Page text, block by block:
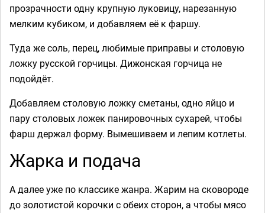
прозрачности одну крупную луковицу, нарезанную
мелким кубиком, и добавляем её к фаршу.
Туда же соль, перец, любимые приправы и столовую
ложку русской горчицы. Дижонская горчица не
подойдёт.
Добавляем столовую ложку сметаны, одно яйцо и
пару столовых ложек панировочных сухарей, чтобы
фарш держал форму. Вымешиваем и лепим котлеты.
Жарка и подача
А далее уже по классике жанра. Жарим на сковороде
до золотистой корочки с обеих сторон, а чтобы мясо